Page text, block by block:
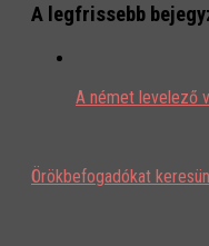
A legfrissebb
A német levelező
Örökbefogadókat